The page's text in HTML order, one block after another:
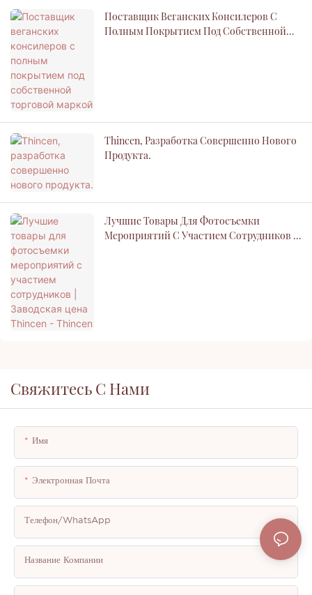
Поставщик Веганских Консилеров С
Полным Покрытием Под Собственной
Thincen, Разработка Совершенно Нового
Продукта.
Лучшие Товары Для Фотосъемки
Мероприятий С Участием Сотрудников |
Свяжитесь С Нами
Имя
Электронная Почта
Телефон/WhatsApp
Название Компании